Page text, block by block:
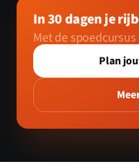
In 30 dagen je
Met de
Plan